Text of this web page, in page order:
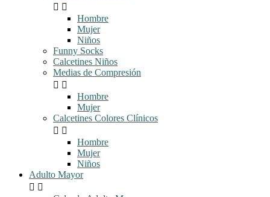
 
Hombre
Mujer
Niños
Funny Socks
Calcetines Niños
Medias de Compresión
 
Hombre
Mujer
Calcetines Colores Clínicos
 
Hombre
Mujer
Niños
Adulto Mayor
 